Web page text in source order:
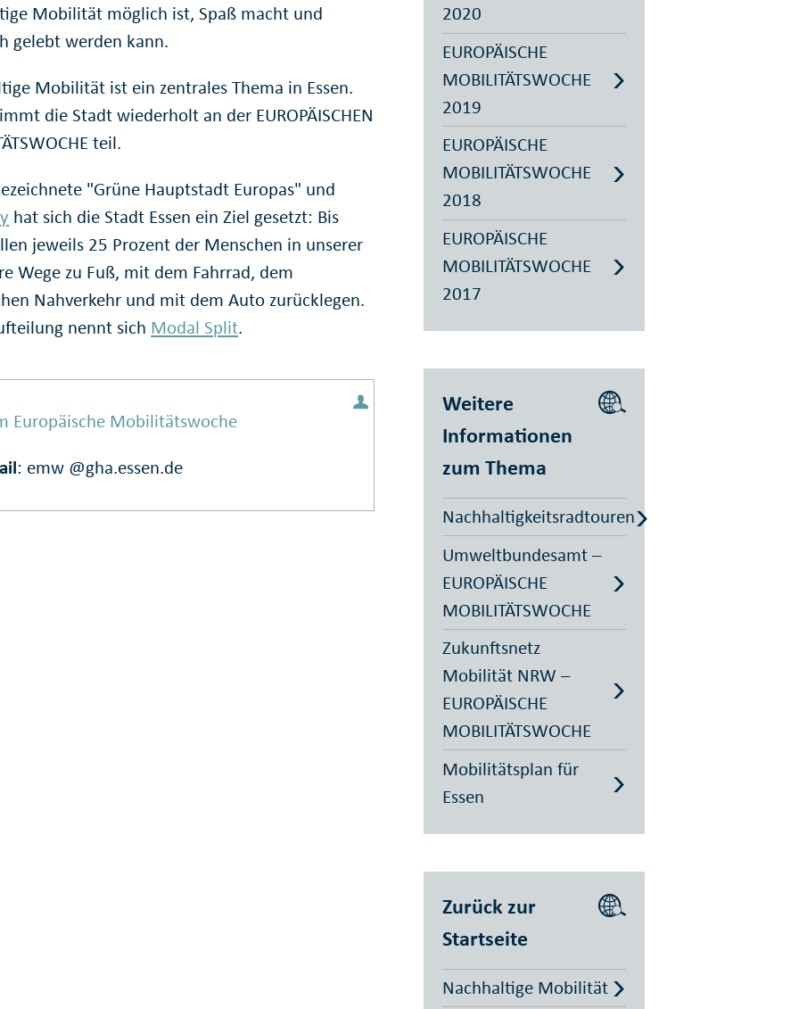
Mobilität möglich ist, Spaß macht und
gelebt werden kann.
Mobilität ist ein zentrales Thema in Essen.
die Stadt wiederholt an der EUROPÄISCHEN
teil.
"Grüne Hauptstadt Europas" und
hat sich die Stadt Essen ein Ziel gesetzt: Bis
jeweils 25 Prozent der Menschen in unserer
Wege zu Fuß, mit dem Fahrrad, dem
Nahverkehr und mit dem Auto zurücklegen.
nennt sich Modal Split.
Europäische Mobilitätswoche
: emw @gha.essen.de
2020
EUROPÄISCHE
MOBILITÄTSWOCHE
2019
EUROPÄISCHE
MOBILITÄTSWOCHE
2018
EUROPÄISCHE
MOBILITÄTSWOCHE
2017
Weitere
Informationen
zum Thema
Nachhaltigkeitsradtouren
Umweltbundesamt –
EUROPÄISCHE
MOBILITÄTSWOCHE
Zukunftsnetz
Mobilität NRW –
EUROPÄISCHE
MOBILITÄTSWOCHE
Mobilitätsplan für
Essen
Zurück zur
Startseite
Nachhaltige Mobilität